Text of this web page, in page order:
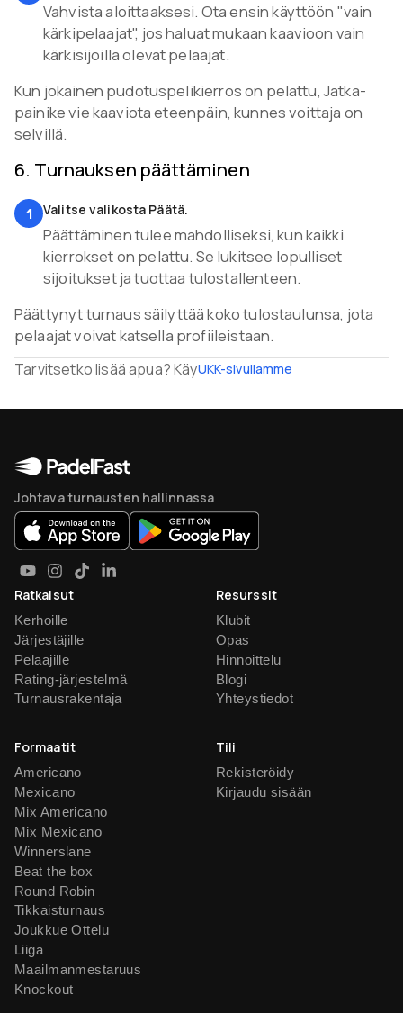
Vahvista aloittaaksesi. Ota ensin käyttöön "vain
kärkipelaajat", jos haluat mukaan kaavioon vain
kärkisijoilla olevat pelaajat.
Kun jokainen pudotuspelikierros on pelattu, Jatka-
painike vie kaaviota eteenpäin, kunnes voittaja on
selvillä.
6. Turnauksen päättäminen
1 Valitse valikosta Päätä.
Päättäminen tulee mahdolliseksi, kun kaikki
kierrokset on pelattu. Se lukitsee lopulliset
sijoitukset ja tuottaa tulostallenteen.
Päättynyt turnaus säilyttää koko tulostaulunsa, jota
pelaajat voivat katsella profiileistaan.
Tarvitsetko lisää apua? KäyUKK-sivullamme
Johtava turnausten hallinnassa
Ratkaisut
Kerhoille
Järjestäjille
Pelaajille
Rating-järjestelmä
Turnausrakentaja
Resurssit
Klubit
Opas
Hinnoittelu
Blogi
Yhteystiedot
Formaatit
Americano
Mexicano
Mix Americano
Mix Mexicano
Winnerslane
Beat the box
Round Robin
Tikkaisturnaus
Joukkue Ottelu
Liiga
Maailmanmestaruus
Knockout
Tili
Rekisteröidy
Kirjaudu sisään